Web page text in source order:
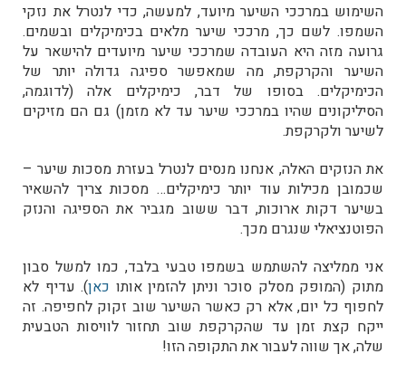
השימוש במרככי השיער מיועד, למעשה, כדי לנטרל את נזקי
השמפו. לשם כך, מרככי שיער מלאים בכימיקלים ובשמים.
גרועה מזה היא העובדה שמרככי שיער מיועדים להישאר על
השיער והקרקפת, מה שמאפשר ספיגה גדולה יותר של
הכימיקלים. בסופו של דבר, כימיקלים אלה (לדוגמה,
הסיליקונים שהיו במרככי שיער עד לא מזמן) גם הם מזיקים
לשיער ולקרקפת.
את הנזקים האלה, אנחנו מנסים לנטרל בעזרת מסכות שיער –
שכמובן מכילות עוד יותר כימיקלים… מסכות צריך להשאיר
בשיער דקות ארוכות, דבר ששוב מגביר את הספיגה והנזק
הפוטנציאלי שנגרם מכך.
אני ממליצה להשתמש בשמפו טבעי בלבד, כמו למשל סבון
מתוק (המופק מסלק סוכר וניתן להזמין אותו כאן). עדיף לא
לחפוף כל יום, אלא רק כאשר השיער שוב זקוק לחפיפה. זה
ייקח קצת זמן עד שהקרקפת שוב תחזור לוויסות הטבעית
שלה, אך שווה לעבור את התקופה הזו!